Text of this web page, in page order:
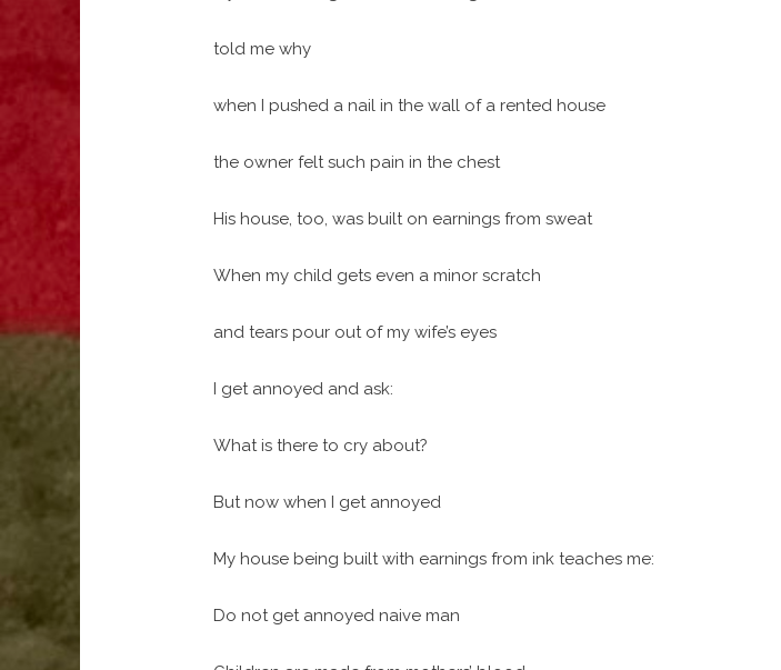
told me why
when I pushed a nail in the wall of a rented house
the owner felt such pain in the chest
His house, too, was built on earnings from sweat
When my child gets even a minor scratch
and tears pour out of my wife’s eyes
I get annoyed and ask:
What is there to cry about?
But now when I get annoyed
My house being built with earnings from ink teaches me:
Do not get annoyed naive man